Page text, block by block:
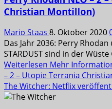
Christian Montillon)
Mario Staas 8. Oktober 2020
Das Jahr 2036: Perry
STARDUST sind in der
Weiterlesen Mehr
– 2 – Utopie Terrania
The Witcher: Netflix